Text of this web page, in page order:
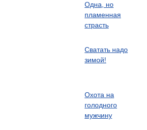
Одна, но
пламенная
страсть
Сватать надо
зимой!
Охота на
голодного
мужчину